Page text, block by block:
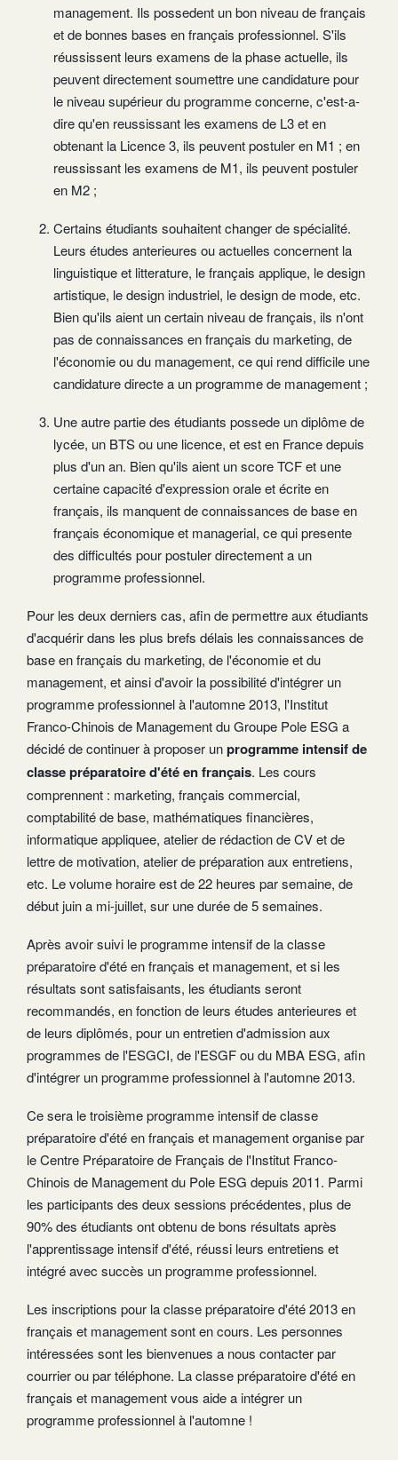
management. Ils possedent un bon niveau de français
et de bonnes bases en français professionnel. S'ils
réussissent leurs examens de la phase actuelle, ils
peuvent directement soumettre une candidature pour
le niveau supérieur du programme concerne, c'est-a-
dire qu'en reussissant les examens de L3 et en
obtenant la Licence 3, ils peuvent postuler en M1 ; en
reussissant les examens de M1, ils peuvent postuler
en M2 ;
Certains étudiants souhaitent changer de spécialité.
Leurs études anterieures ou actuelles concernent la
linguistique et litterature, le français applique, le design
artistique, le design industriel, le design de mode, etc.
Bien qu'ils aient un certain niveau de français, ils n'ont
pas de connaissances en français du marketing, de
l'économie ou du management, ce qui rend difficile une
candidature directe a un programme de management ;
Une autre partie des étudiants possede un diplôme de
lycée, un BTS ou une licence, et est en France depuis
plus d'un an. Bien qu'ils aient un score TCF et une
certaine capacité d'expression orale et écrite en
français, ils manquent de connaissances de base en
français économique et managerial, ce qui presente
des difficultés pour postuler directement a un
programme professionnel.
Pour les deux derniers cas, afin de permettre aux étudiants
d'acquérir dans les plus brefs délais les connaissances de
base en français du marketing, de l'économie et du
management, et ainsi d'avoir la possibilité d'intégrer un
programme professionnel à l'automne 2013, l'Institut
Franco-Chinois de Management du Groupe Pole ESG a
décidé de continuer à proposer unprogramme intensif de
classe préparatoire d'été en français. Les cours
comprennent : marketing, français commercial,
comptabilité de base, mathématiques financières,
informatique appliquee, atelier de rédaction de CV et de
lettre de motivation, atelier de préparation aux entretiens,
etc. Le volume horaire est de 22 heures par semaine, de
début juin a mi-juillet, sur une durée de 5 semaines.
Après avoir suivi le programme intensif de la classe
préparatoire d'été en français et management, et si les
résultats sont satisfaisants, les étudiants seront
recommandés, en fonction de leurs études anterieures et
de leurs diplômés, pour un entretien d'admission aux
programmes de l'ESGCI, de l'ESGF ou du MBA ESG, afin
d'intégrer un programme professionnel à l'automne 2013.
Ce sera le troisième programme intensif de classe
préparatoire d'été en français et management organise par
le Centre Préparatoire de Français de l'Institut Franco-
Chinois de Management du Pole ESG depuis 2011. Parmi
les participants des deux sessions précédentes, plus de
90% des étudiants ont obtenu de bons résultats après
l'apprentissage intensif d'été, réussi leurs entretiens et
intégré avec succès un programme professionnel.
Les inscriptions pour la classe préparatoire d'été 2013 en
français et management sont en cours. Les personnes
intéressées sont les bienvenues a nous contacter par
courrier ou par téléphone. La classe préparatoire d'été en
français et management vous aide a intégrer un
programme professionnel à l'automne !